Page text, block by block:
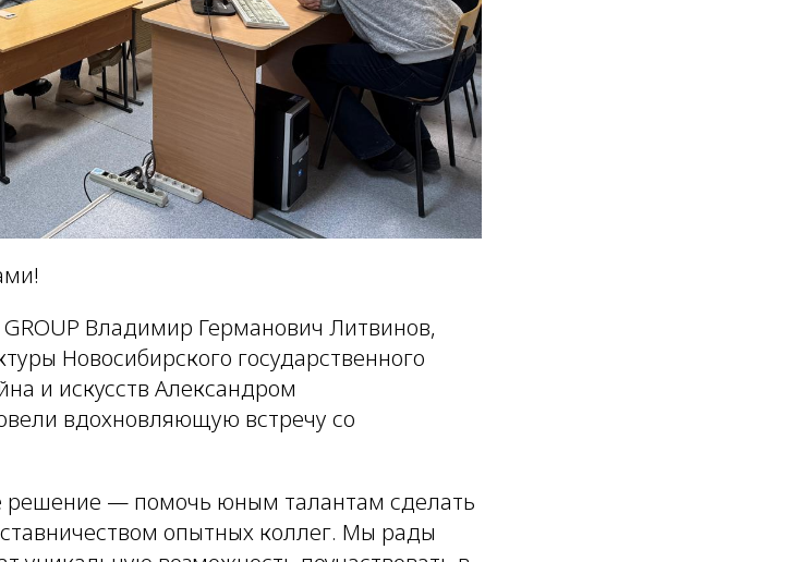
Владимир Германович Литвинов,
Новосибирского государственного
и искусств Александром
вдохновляющую встречу со
решение — помочь юным талантам сделать
опытных коллег. Мы рады